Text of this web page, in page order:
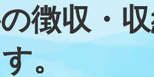
徴収・
。